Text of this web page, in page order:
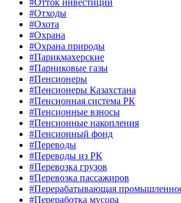
#Отток инвестиций
#Отходы
#Охота
#Охрана
#Охрана природы
#Парикмахерские
#Парниковые газы
#Пенсионеры
#Пенсионеры Казахстана
#Пенсионная система РК
#Пенсионные взносы
#Пенсионные накопления
#Пенсионный фонд
#Переводы
#Переводы из РК
#Перевозка грузов
#Перевозка пассажиров
#Перерабатывающая
#Переработка мусора